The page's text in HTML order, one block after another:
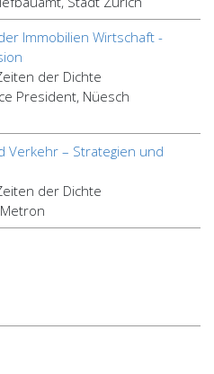
Immobilien Wirtschaft -
der Dichte
President, Nüesch
Verkehr – Strategien und
der Dichte